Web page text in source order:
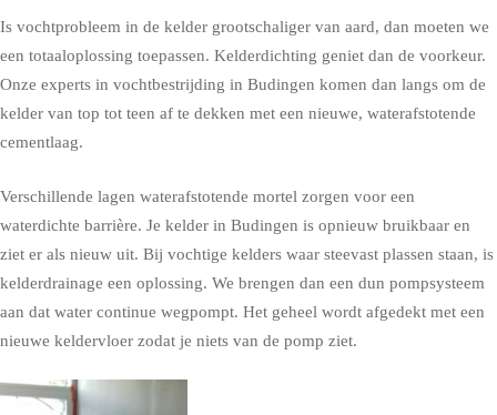
Is vochtprobleem in de kelder grootschaliger van aard, dan moeten we
een totaaloplossing toepassen. Kelderdichting geniet dan de voorkeur.
Onze experts in vochtbestrijding in Budingen komen dan langs om de
kelder van top tot teen af te dekken met een nieuwe, waterafstotende
cementlaag.
Verschillende lagen waterafstotende mortel zorgen voor een
waterdichte barrière. Je kelder in Budingen is opnieuw bruikbaar en
ziet er als nieuw uit. Bij vochtige kelders waar steevast plassen staan, is
kelderdrainage een oplossing. We brengen dan een dun pompsysteem
aan dat water continue wegpompt. Het geheel wordt afgedekt met een
nieuwe keldervloer zodat je niets van de pomp ziet.